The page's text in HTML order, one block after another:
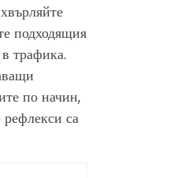
подходящия
трафика.
по начин,
рефлекси са